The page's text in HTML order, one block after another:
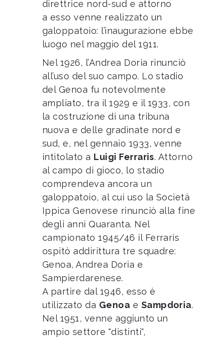
direttrice nord-sud e attorno
a esso venne realizzato un
galoppatoio: l’inaugurazione ebbe
luogo nel maggio del 1911.
Nel 1926, l’Andrea Doria rinunciò
all’uso del suo campo. Lo stadio
del Genoa fu notevolmente
ampliato, tra il 1929 e il 1933, con
la costruzione di una tribuna
nuova e delle gradinate nord e
sud, e, nel gennaio 1933, venne
intitolato a Luigi Ferraris. Attorno
al campo di gioco, lo stadio
comprendeva ancora un
galoppatoio, al cui uso la Società
Ippica Genovese rinunciò alla fine
degli anni Quaranta. Nel
campionato 1945/46 il Ferraris
ospitò addirittura tre squadre:
Genoa, Andrea Doria e
Sampierdarenese.
A partire dal 1946, esso è
utilizzato da Genoa e Sampdoria.
Nel 1951, venne aggiunto un
ampio settore "distinti",